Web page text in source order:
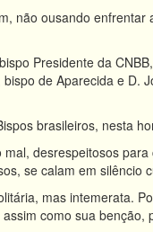
não ousando enfrentar
Presidente da
de Aparecida e D.
brasileiros, nesta
desrespeitosos
se calam em silêncio
mas intemerata.
como sua